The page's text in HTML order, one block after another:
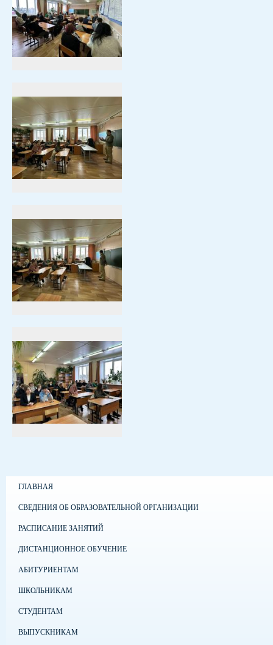
ГЛАВНАЯ
СВЕДЕНИЯ ОБ ОБРАЗОВАТЕЛЬНОЙ ОРГАНИЗАЦИИ
РАСПИСАНИЕ ЗАНЯТИЙ
ДИСТАНЦИОННОЕ ОБУЧЕНИЕ
АБИТУРИЕНТАМ
ШКОЛЬНИКАМ
СТУДЕНТАМ
ВЫПУСКНИКАМ